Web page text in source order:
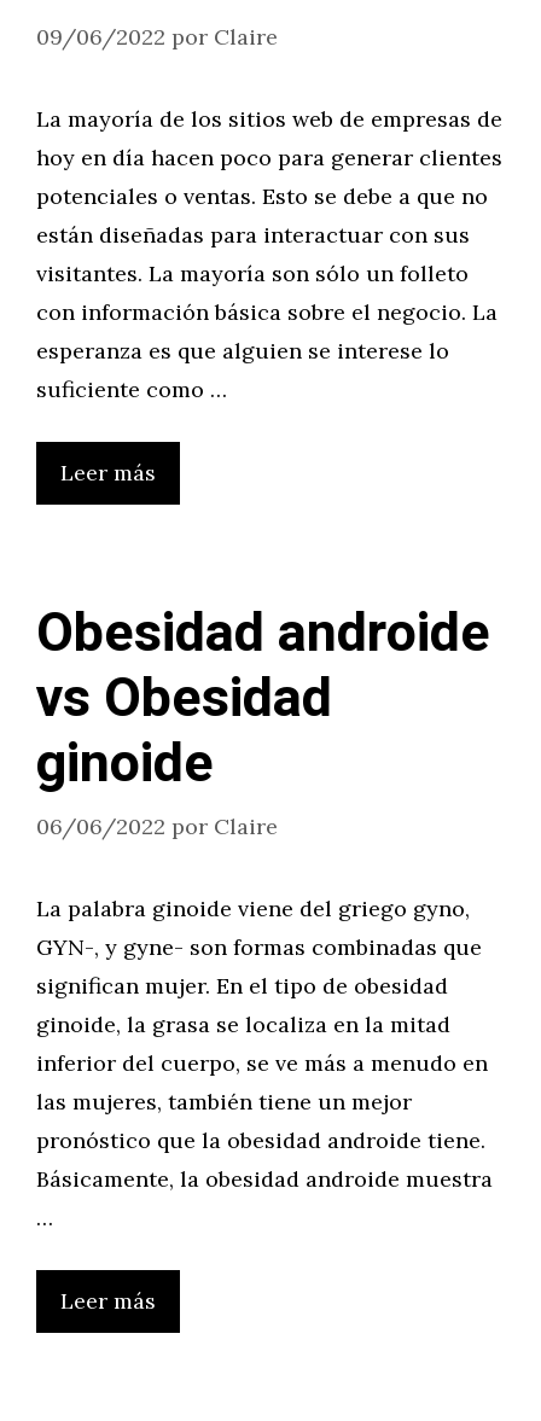
09/06/2022 por Claire
La mayoría de los sitios web de empresas de
hoy en día hacen poco para generar clientes
potenciales o ventas. Esto se debe a que no
están diseñadas para interactuar con sus
visitantes. La mayoría son sólo un folleto
con información básica sobre el negocio. La
esperanza es que alguien se interese lo
suficiente como …
Leer más
Obesidad androide
vs Obesidad
ginoide
06/06/2022 por Claire
La palabra ginoide viene del griego gyno,
GYN-, y gyne- son formas combinadas que
significan mujer. En el tipo de obesidad
ginoide, la grasa se localiza en la mitad
inferior del cuerpo, se ve más a menudo en
las mujeres, también tiene un mejor
pronóstico que la obesidad androide tiene.
Básicamente, la obesidad androide muestra
…
Leer más